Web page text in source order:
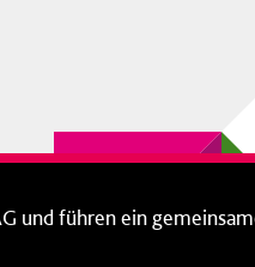
und führen ein